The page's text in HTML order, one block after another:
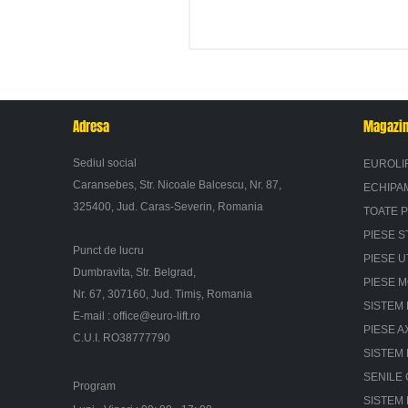
Adresa
Sediul social
Caransebes, Str. Nicoale Balcescu, Nr. 87,
325400, Jud. Caras-Severin, Romania
Punct de lucru
Dumbravita, Str. Belgrad,
Nr. 67, 307160, Jud. Timiș, Romania
E-mail : office@euro-lift.ro
C.U.I. RO38777790
Program
Magazin
TOATE
PIESE
PIESE
PIESE
SISTEM
PIESE
SISTEM
SENILE
SISTEM